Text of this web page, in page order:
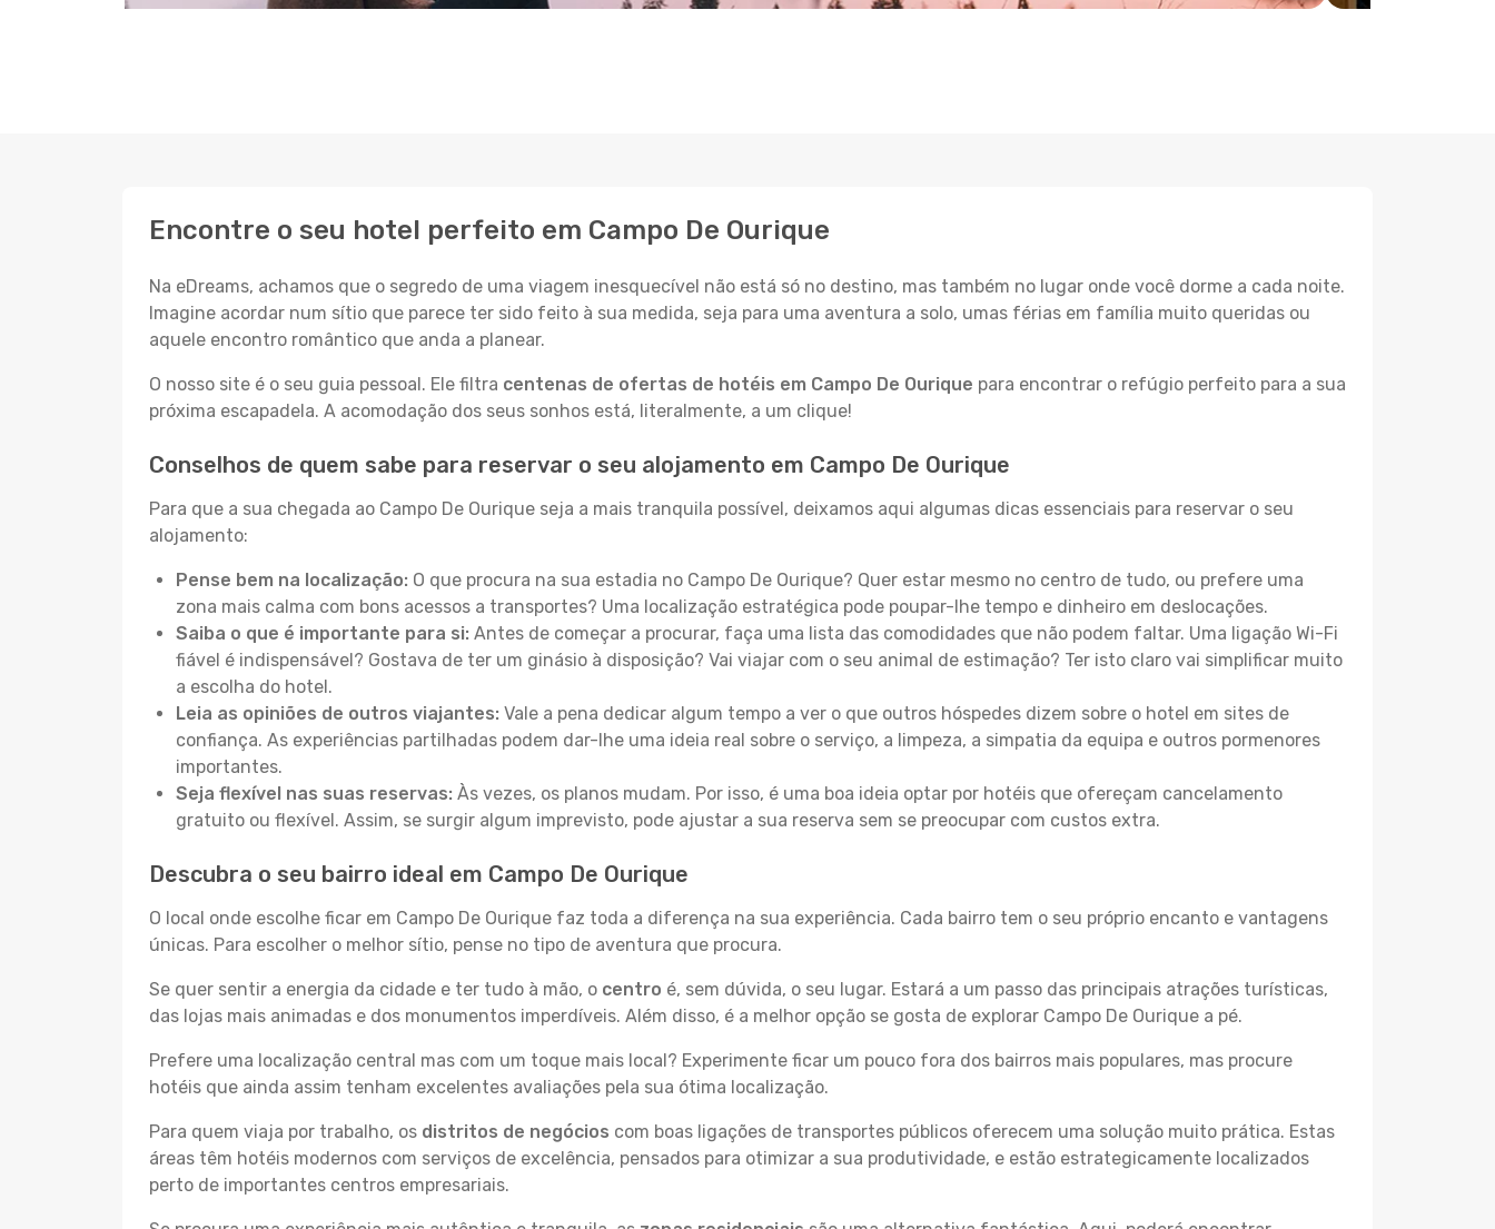
Encontre o seu hotel perfeito em Campo De Ourique
Na eDreams, achamos que o segredo de uma viagem inesquecível não está só no destino, mas também no lugar onde você dorme a cada noite.
Imagine acordar num sítio que parece ter sido feito à sua medida, seja para uma aventura a solo, umas férias em família muito queridas ou
aquele encontro romântico que anda a planear.
O nosso site é o seu guia pessoal. Ele filtra centenas de ofertas de hotéis em Campo De Ourique para encontrar o refúgio perfeito para a sua
próxima escapadela. A acomodação dos seus sonhos está, literalmente, a um clique!
Conselhos de quem sabe para reservar o seu alojamento em Campo De Ourique
Para que a sua chegada ao Campo De Ourique seja a mais tranquila possível, deixamos aqui algumas dicas essenciais para reservar o seu
alojamento:
Pense bem na localização: O que procura na sua estadia no Campo De Ourique? Quer estar mesmo no centro de tudo, ou prefere uma
zona mais calma com bons acessos a transportes? Uma localização estratégica pode poupar-lhe tempo e dinheiro em deslocações.
Saiba o que é importante para si: Antes de começar a procurar, faça uma lista das comodidades que não podem faltar. Uma ligação Wi-Fi
fiável é indispensável? Gostava de ter um ginásio à disposição? Vai viajar com o seu animal de estimação? Ter isto claro vai simplificar muito
a escolha do hotel.
Leia as opiniões de outros viajantes: Vale a pena dedicar algum tempo a ver o que outros hóspedes dizem sobre o hotel em sites de
confiança. As experiências partilhadas podem dar-lhe uma ideia real sobre o serviço, a limpeza, a simpatia da equipa e outros pormenores
importantes.
Seja flexível nas suas reservas: Às vezes, os planos mudam. Por isso, é uma boa ideia optar por hotéis que ofereçam cancelamento
gratuito ou flexível. Assim, se surgir algum imprevisto, pode ajustar a sua reserva sem se preocupar com custos extra.
Descubra o seu bairro ideal em Campo De Ourique
O local onde escolhe ficar em Campo De Ourique faz toda a diferença na sua experiência. Cada bairro tem o seu próprio encanto e vantagens
únicas. Para escolher o melhor sítio, pense no tipo de aventura que procura.
Se quer sentir a energia da cidade e ter tudo à mão, o centro é, sem dúvida, o seu lugar. Estará a um passo das principais atrações turísticas,
das lojas mais animadas e dos monumentos imperdíveis. Além disso, é a melhor opção se gosta de explorar Campo De Ourique a pé.
Prefere uma localização central mas com um toque mais local? Experimente ficar um pouco fora dos bairros mais populares, mas procure
hotéis que ainda assim tenham excelentes avaliações pela sua ótima localização.
Para quem viaja por trabalho, os distritos de negócios com boas ligações de transportes públicos oferecem uma solução muito prática. Estas
áreas têm hotéis modernos com serviços de excelência, pensados para otimizar a sua produtividade, e estão estrategicamente localizados
perto de importantes centros empresariais.